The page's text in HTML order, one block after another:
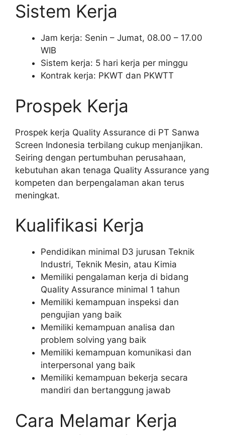
Sistem Kerja
Jam kerja: Senin – Jumat, 08.00 – 17.00
WIB
Sistem kerja: 5 hari kerja per minggu
Kontrak kerja: PKWT dan PKWTT
Prospek Kerja
Prospek kerja Quality Assurance di PT Sanwa
Screen Indonesia terbilang cukup menjanjikan.
Seiring dengan pertumbuhan perusahaan,
kebutuhan akan tenaga Quality Assurance yang
kompeten dan berpengalaman akan terus
meningkat.
Kualifikasi Kerja
Pendidikan minimal D3 jurusan Teknik
Industri, Teknik Mesin, atau Kimia
Memiliki pengalaman kerja di bidang
Quality Assurance minimal 1 tahun
Memiliki kemampuan inspeksi dan
pengujian yang baik
Memiliki kemampuan analisa dan
problem solving yang baik
Memiliki kemampuan komunikasi dan
interpersonal yang baik
Memiliki kemampuan bekerja secara
mandiri dan bertanggung jawab
Cara Melamar Kerja